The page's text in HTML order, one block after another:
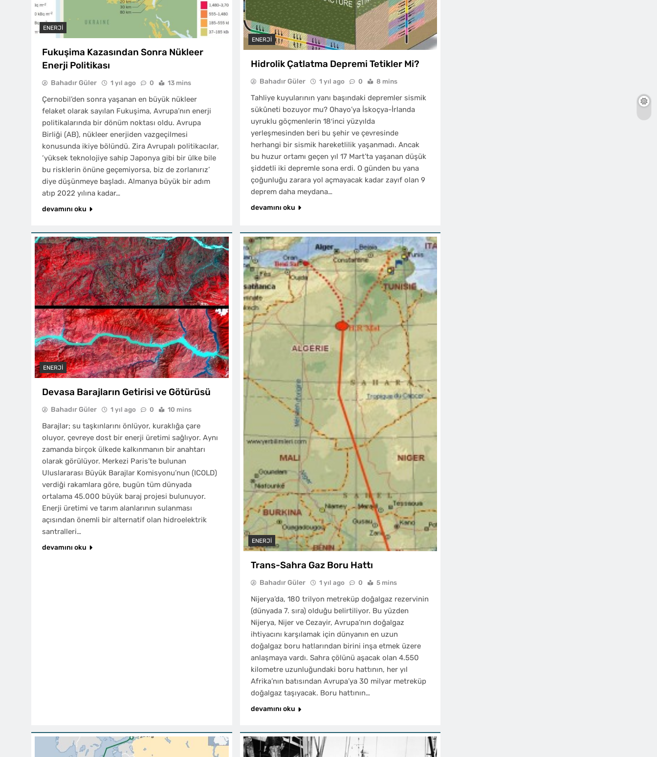
ENERJI
Fukuşima Kazasından Sonra Nükleer
Enerji Politikası
Bahadır Güler 1 yıl ago 0 13 mins
Çernobil’den sonra yaşanan en büyük nükleer
felaket olarak sayılan Fukuşima, Avrupa’nın enerji
politikalarında bir dönüm noktası oldu. Avrupa
Birliği (AB), nükleer enerjiden vazgeçilmesi
konusunda ikiye bölündü. Zira Avrupalı politikacılar,
‘yüksek teknolojiye sahip Japonya gibi bir ülke bile
bu risklerin önüne geçemiyorsa, biz de zorlanırız’
diye düşünmeye başladı. Almanya büyük bir adım
atıp 2022 yılına kadar…
devamını oku
ENERJI
Hidrolik Çatlatma Depremi Tetikler Mi?
Bahadır Güler 1 yıl ago 0 8 mins
Tahliye kuyularının yanı başındaki depremler sismik
sükûneti bozuyor mu? Ohayo’ya İskoçya-İrlanda
uyruklu göçmenlerin 18′inci yüzyılda
yerleşmesinden beri bu şehir ve çevresinde
herhangi bir sismik hareketlilik yaşanmadı. Ancak
bu huzur ortamı geçen yıl 17 Mart’ta yaşanan düşük
şiddetli iki depremle sona erdi. O günden bu yana
çoğunluğu zarara yol açmayacak kadar zayıf olan 9
deprem daha meydana…
devamını oku
ENERJI
Devasa Barajların Getirisi ve Götürüsü
Bahadır Güler 1 yıl ago 0 10 mins
Barajlar; su taşkınlarını önlüyor, kuraklığa çare
oluyor, çevreye dost bir enerji üretimi sağlıyor. Aynı
zamanda birçok ülkede kalkınmanın bir anahtarı
olarak görülüyor. Merkezi Paris’te bulunan
Uluslararası Büyük Barajlar Komisyonu’nun (ICOLD)
verdiği rakamlara göre, bugün tüm dünyada
ortalama 45.000 büyük baraj projesi bulunuyor.
Enerji üretimi ve tarım alanlarının sulanması
açısından önemli bir alternatif olan hidroelektrik
santralleri…
devamını oku
ENERJI
Trans-Sahra Gaz Boru Hattı
Bahadır Güler 1 yıl ago 0 5 mins
Nijerya’da, 180 trilyon metreküp doğalgaz rezervinin
(dünyada 7. sıra) olduğu belirtiliyor. Bu yüzden
Nijerya, Nijer ve Cezayir, Avrupa’nın doğalgaz
ihtiyacını karşılamak için dünyanın en uzun
doğalgaz boru hatlarından birini inşa etmek üzere
anlaşmaya vardı. Sahra çölünü aşacak olan 4.550
kilometre uzunluğundaki boru hattının, her yıl
Afrika’nın batısından Avrupa’ya 30 milyar metreküp
doğalgaz taşıyacak. Boru hattının…
devamını oku